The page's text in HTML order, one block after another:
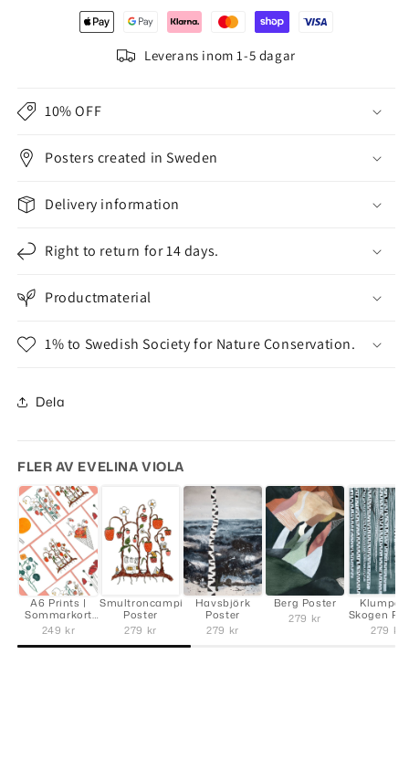
Leverans inom 1-5 dagar
10% OFF
Posters created in Sweden
Delivery information
Right to return for 14 days.
Productmaterial
1% to Swedish Society for Nature Conservation.
Dela
FLER AV EVELINA VIOLA
A6 Prints |
Sommarkort
av Evelina
Viola
249 kr
Smultroncamping
Poster
279 kr
Havsbjörk
Poster
279 kr
Berg Poster
279 kr
Skogen
279 kr